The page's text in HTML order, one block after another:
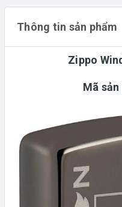
Thông tin sản phẩm
Zippo
Mã